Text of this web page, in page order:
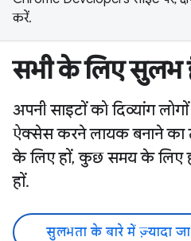
करें.
सभी के लिए सुलभ
अपनी साइटों को दिव्यांग
ऐक्सेस करने लायक बनाने का
के लिए हों, कुछ समय के लिए
हों.
सुलभता के बारे में ज़्यादा